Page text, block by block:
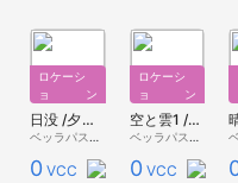
ロケーシ
ョン
日没 /夕方 【スカイドーム】
0 VCC
ロケーシ
ョン
空と雲1 /昼 【スカイドーム】
0 VCC